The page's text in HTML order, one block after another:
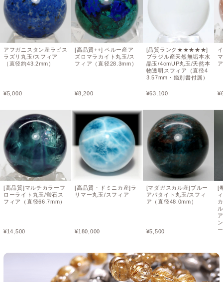
アフガニスタン産ラピス
ラズリ丸玉/スフィア
（直径約43.2mm）
¥5,000
[高品質]マルチカラーフ
ローライト丸玉/蛍石ス
フィア（直径66.7mm）
¥14,500
[高品質++] ペルー産ア
ズロマラカイト丸玉/ス
フィア（直径28.3mm）
¥8,200
[高品質・ドミニカ産]ラ
リマー丸玉/スフィア
¥180,000
[品質ランク★★★★★]
ブラジル産天然無垢本水
晶玉/4cmUP丸玉/天然本
物透明スフィア（直径4
3.57mm・鑑別書付属）
¥63,100
[マダガスカル産]ブルー
アパタイト丸玉/スフィ
ア（直径48.0mm）
¥5,500
¥
[